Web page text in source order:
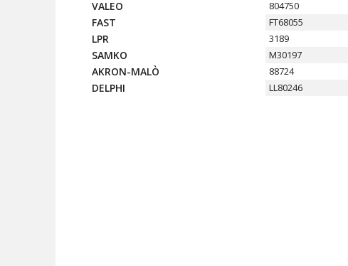
VALEO 804750
FAST FT68055
LPR 3189
SAMKO M30197
AKRON-MALÒ 88724
DELPHI LL80246